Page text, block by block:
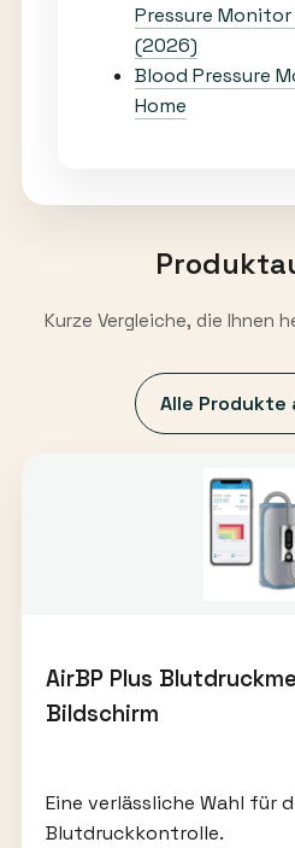
Pressure
(2026)
Blood Pressure
Home
Kurze Vergleiche, die Ihnen
Alle Produkte
AirBP Plus
Bildschirm
Eine verlässliche Wahl für
Blutdruckkontrolle.